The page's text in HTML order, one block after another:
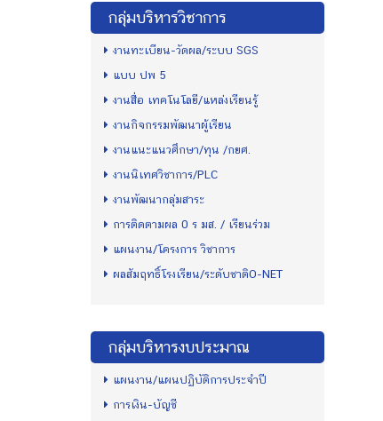
กลุ่มบริหารวิชาการ
งานทะเบียน-วัดผล/ระบบ SGS
แบบ ปพ 5
งานสื่อ เทคโนโลยี/แหล่งเรียนรู้
งานกิจกรรมพัฒนาผู้เรียน
งานแนะแนวศึกษา/ทุน /กยศ.
งานนิเทศวิชาการ/PLC
งานพัฒนากลุ่มสาระ
การติดตามผล 0 ร มส. / เรียนร่วม
แผนงาน/โครงการ วิชาการ
ผลสัมฤทธิ์โรงเรียน/ระดับชาติO-NET
กลุ่มบริหารงบประมาณ
แผนงาน/แผนปฏิบัติการประจำปี
การเงิน-บัญชี